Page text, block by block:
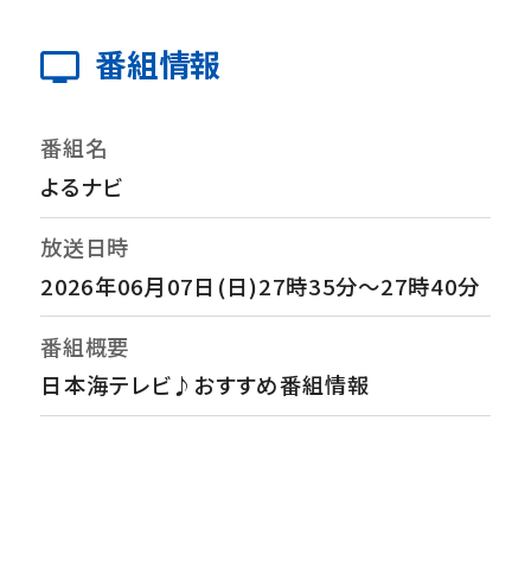
番組情報
番組名
よるナビ
放送日時
2026年06月07日(日)27時35分～27時40分
番組概要
日本海テレビ♪おすすめ番組情報